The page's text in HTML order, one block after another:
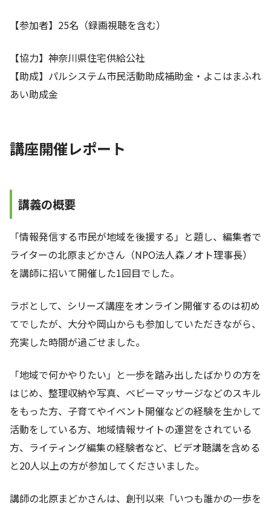
【参加者】25名（録画視聴を含む）
【協力】神奈川県住宅供給公社
【助成】パルシステム市民活動助成補助金・よこはまふれ
あい助成金
講座開催レポート
講義の概要
「情報発信する市民が地域を後援する」と題し、編集者で
ライターの北原まどかさん（NPO法人森ノオト理事長）
を講師に招いて開催した1回目でした。
ラボとして、シリーズ講座をオンライン開催するのは初め
てでしたが、大分や岡山からも参加していただきながら、
充実した時間が過ごせました。
「地域で何かやりたい」と一歩を踏み出したばかりの方を
はじめ、整理収納や写真、ベビーマッサージなどのスキル
をもった方、子育てやイベント開催などの経験を生かして
活動をしている方、地域情報サイトの運営をされている
方、ライティング編集の経験者など、ビデオ聴講を含める
と20人以上の方が参加してくださいました。
講師の北原まどかさんは、創刊以来「いつも誰かの一歩を